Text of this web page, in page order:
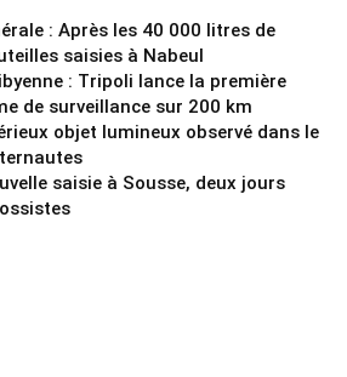
: Après les 40 000 litres de
saisies à Nabeul
: Tripoli lance la première
de surveillance sur 200 km
objet lumineux observé dans le
saisie à Sousse, deux jours